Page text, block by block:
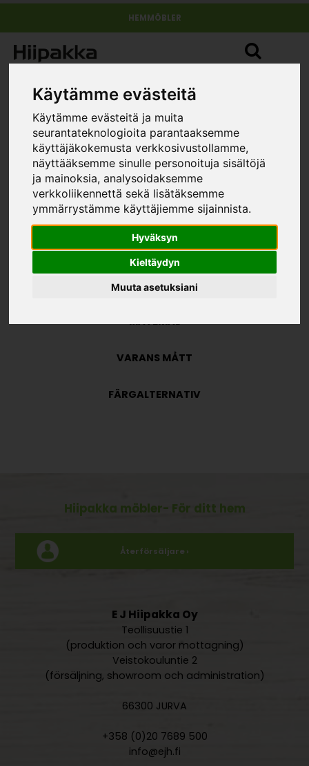
Käytämme evästeitä
Käytämme evästeitä ja muita
seurantateknologioita parantaaksemme
käyttäjäkokemusta verkkosivustollamme,
näyttääksemme sinulle personoituja sisältöjä
ja mainoksia, analysoidaksemme
verkkoliikennettä sekä lisätäksemme
ymmärrystämme käyttäjiemme sijainnista.
Hyväksyn
Kieltäydyn
Muuta asetuksiani
HEMMÖBLER
Garderob hyllset (till höger)
hemmöbler » Möbelserier » Stina» Garderob hyllset (till
höger)
STORLEK
MATERIAL
VARANS MÅTT
FÄRGALTERNATIV
Hiipakka möbler- För ditt hem
Återförsäljare ›
E J Hiipakka Oy
Teollisuustie 1
(produktion och varor mottagning)
Veistokouluntie 2
(försäljning, showroom och administration)
66300 JURVA
+358 (0)20 7689 500
info@ejh.fi